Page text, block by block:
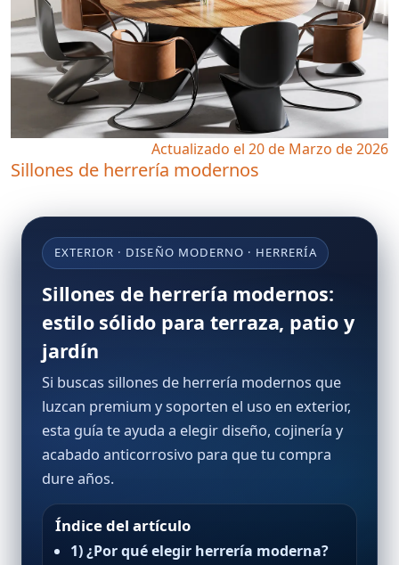
Actualizado el 20 de Marzo de 2026
Sillones de herrería modernos
EXTERIOR · DISEÑO MODERNO · HERRERÍA
Sillones de herrería modernos:
estilo sólido para terraza, patio y
jardín
Si buscas sillones de herrería modernos que
luzcan premium y soporten el uso en exterior,
esta guía te ayuda a elegir diseño, cojinería y
acabado anticorrosivo para que tu compra
dure años.
Índice del artículo
1) ¿Por qué elegir herrería moderna?